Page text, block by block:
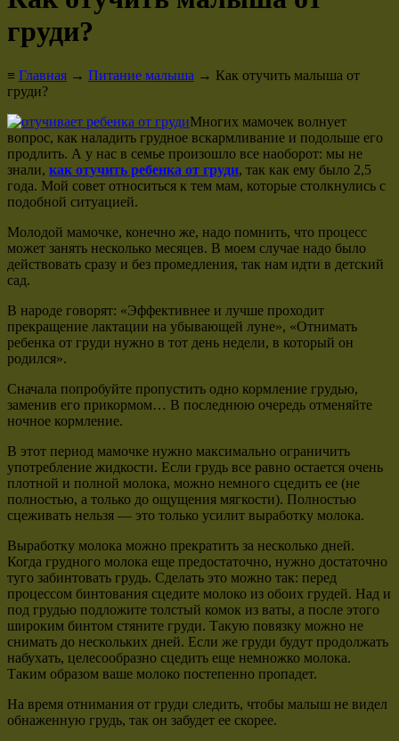
груди?
≡ Главная → Питание малыша → Как отучить малыша от
груди?
Многих мамочек волнует
вопрос, как наладить грудное вскармливание и подольше его
продлить. А у нас в семье произошло все наоборот: мы не
знали, как отучить ребенка от груди, так как ему было 2,5
года. Мой совет относиться к тем мам, которые столкнулись с
подобной ситуацией.
Молодой мамочке, конечно же, надо помнить, что процесс
может занять несколько месяцев. В моем случае надо было
действовать сразу и без промедления, так нам идти в детский
сад.
В народе говорят: «Эффективнее и лучше проходит
прекращение лактации на убывающей луне», «Отнимать
ребенка от груди нужно в тот день недели, в который он
родился».
Сначала попробуйте пропустить одно кормление грудью,
заменив его прикормом… В последнюю очередь отменяйте
ночное кормление.
В этот период мамочке нужно максимально ограничить
употребление жидкости. Если грудь все равно остается очень
плотной и полной молока, можно немного сцедить ее (не
полностью, а только до ощущения мягкости). Полностью
сцеживать нельзя — это только усилит выработку молока.
Выработку молока можно прекратить за несколько дней.
Когда грудного молока еще предостаточно, нужно достаточно
туго забинтовать грудь. Сделать это можно так: перед
процессом бинтования сцедите молоко из обоих грудей. Над и
под грудью подложите толстый комок из ваты, а после этого
широким бинтом стяните груди. Такую повязку можно не
снимать до нескольких дней. Если же груди будут продолжать
набухать, целесообразно сцедить еще немножко молока.
Таким образом ваше молоко постепенно пропадет.
На время отнимания от груди следить, чтобы малыш не видел
обнаженную грудь, так он забудет ее скорее.